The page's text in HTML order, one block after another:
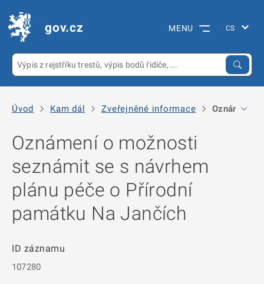
gov.cz MENU
Úvod Kam dál Zveřejněné informace Oznámení o
Oznámení o možnosti
seznámit se s návrhem
plánu péče o Přírodní
památku Na Jančích
ID záznamu
107280